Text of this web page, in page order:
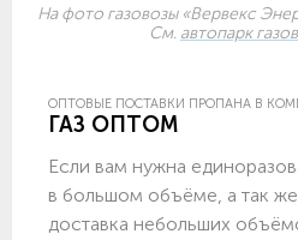
На фото газовозы «Вервекс
См. автопарк
ОПТОВЫЕ ПОСТАВКИ ПРОПАНА В
ГАЗ ОПТОМ
Если вам нужна
в большом объёме, а так
доставка небольших